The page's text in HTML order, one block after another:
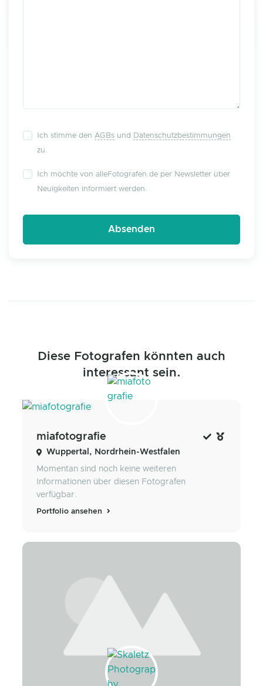
Ich stimme den AGBs und
Datenschutzbestimmungen
zu.
Ich möchte von alleFotografen.de per Newsletter über
Neuigkeiten informiert werden.
Diese Fotografen könnten auch
interessant sein.
miafotografie
Wuppertal, Nordrhein-Westfalen
Momentan sind noch keine weiteren
Informationen über diesen Fotografen
verfügbar.
Portfolio ansehen